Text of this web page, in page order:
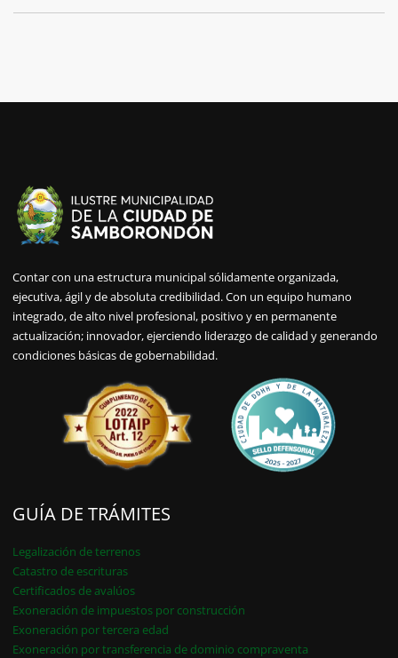
Contar con una estructura municipal sólidamente organizada,
ejecutiva, ágil y de absoluta credibilidad. Con un equipo humano
integrado, de alto nivel profesional, positivo y en permanente
actualización; innovador, ejerciendo liderazgo de calidad y generando
condiciones básicas de gobernabilidad.
GUÍA DE TRÁMITES
Legalización de terrenos
Catastro de escrituras
Certificados de avalúos
Exoneración de impuestos por construcción
Exoneración por tercera edad
Exoneración por transferencia de dominio compraventa